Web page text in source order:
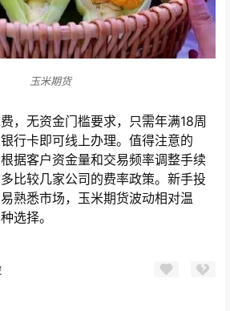
玉米期货
，无资金门槛要求，只需年满18周
行卡即可线上办理。值得注意的
据客户资金量和交易频率调整手续
比较几家公司的费率政策。新手投
熟悉市场，玉米期货波动相对温
选择。